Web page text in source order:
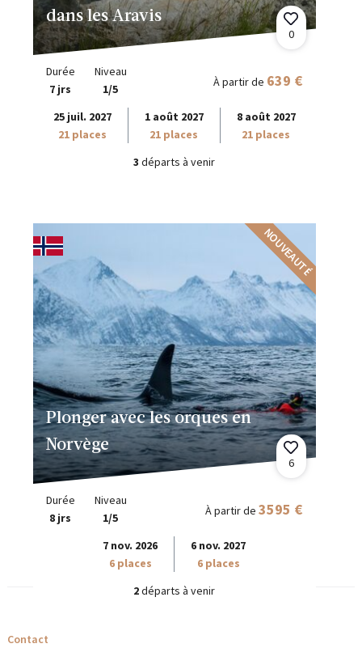
dans les Aravis
0
Durée
7 jrs
Niveau
1/5
À partir de 639 €
25 juil. 2027
21 places
1 août 2027
21 places
8 août 2027
21 places
3 départs à venir
NOUVEAUTÉ
Plonger avec les orques en
Norvège
6
Durée
8 jrs
Niveau
1/5
À partir de 3595 €
7 nov. 2026
6 places
6 nov. 2027
6 places
2départs à venir
Contact